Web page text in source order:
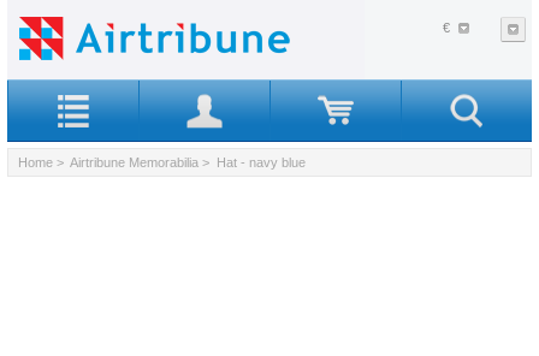
€
Home > Airtribune Memorabilia > Hat - navy blue